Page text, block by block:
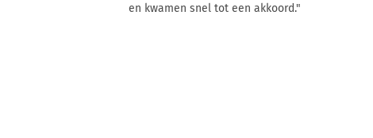
en kwamen snel tot een akkoord."